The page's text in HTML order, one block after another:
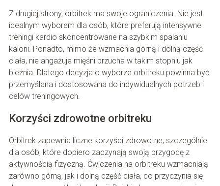
Z drugiej strony, orbitrek ma swoje ograniczenia. Nie jest
idealnym wyborem dla osób, które preferują intensywne
treningi kardio skoncentrowane na szybkim spalaniu
kalorii. Ponadto, mimo że wzmacnia górną i dolną część
ciała, nie angażuje mięśni brzucha w takim stopniu jak
bieżnia. Dlatego decyzja o wyborze orbitreku powinna być
przemyślana i dostosowana do indywidualnych potrzeb i
celów treningowych.
Korzyści zdrowotne orbitreku
Orbitrek zapewnia liczne korzyści zdrowotne, szczególnie
dla osób, które dopiero zaczynają swoją przygodę z
aktywnością fizyczną. Ćwiczenia na orbitreku wzmacniają
zarówno górną, jak i dolną część ciała, co przyczynia się